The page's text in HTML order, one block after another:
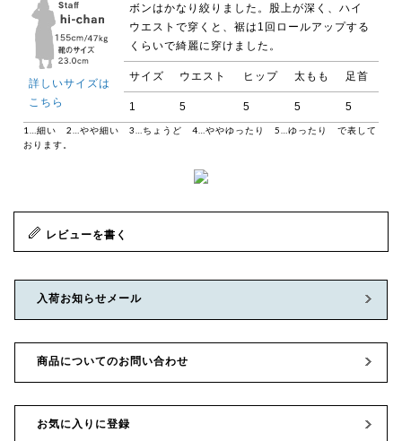
詳しいサイズは
こちら
ボンはかなり絞りました。股上が深く、ハイ
ウエストで穿くと、裾は1回ロールアップする
くらいで綺麗に穿けました。
サイズ ウエスト ヒップ 太もも 足首
1 5 5 5 5
1…細い 2…やや細い 3…ちょうど 4…ややゆったり 5…ゆったり で表して
おります。
レビューを書く
入荷お知らせメール
商品についてのお問い合わせ
お気に入りに登録